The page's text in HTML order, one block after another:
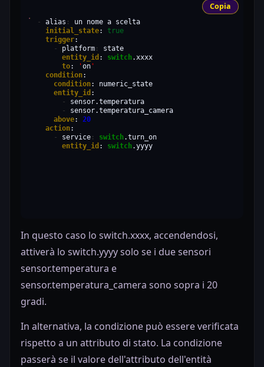
Copia
- alias : un nome a
initial_state:
true
trigger
-
platform :
entity_id : switch
to: 'on '
condition
condition:
entity_id :
-
-
above:
20
action
-
service : switch
entity_id : switch.yyyy
In questo caso lo switch.xxxx, accendendosi,
attiverà lo switch.yyyy solo se i due sensori
sensor.temperatura e
sensor.temperatura_camera sono sopra i 20
gradi.
In alternativa, la condizione può essere verificata
rispetto a un attributo di stato. La condizione
passerà se il valore dell'attributo dell'entità